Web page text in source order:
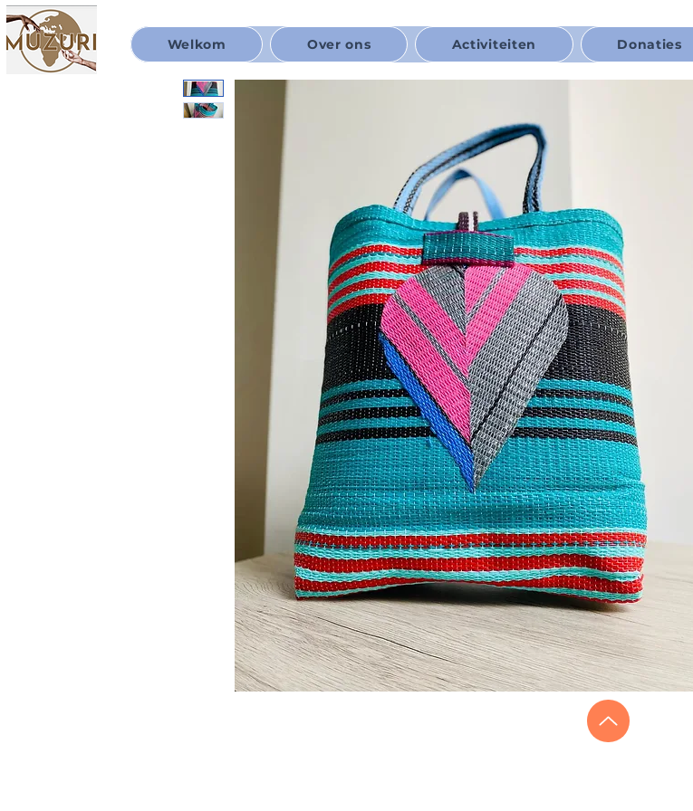
Welkom Over ons Activiteiten Donaties